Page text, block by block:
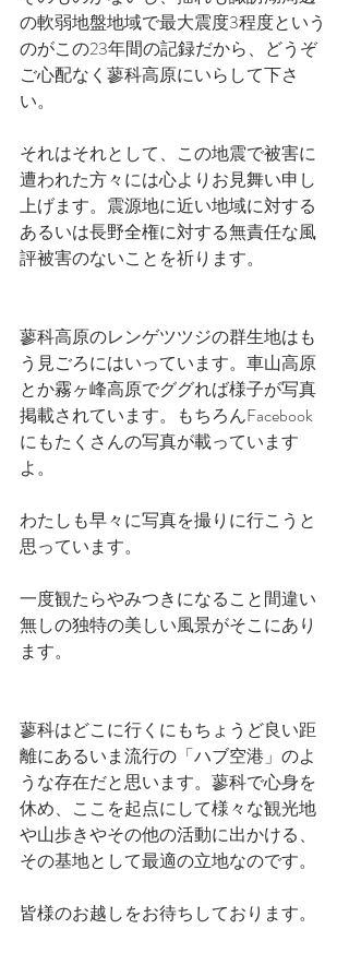
の軟弱地盤地域で最大震度3程度という
のがこの23年間の記録だから、どうぞ
ご心配なく蓼科高原にいらして下さ
い。
それはそれとして、この地震で被害に
遭われた方々には心よりお見舞い申し
上げます。震源地に近い地域に対する
あるいは長野全権に対する無責任な風
評被害のないことを祈ります。
蓼科高原のレンゲツツジの群生地はも
う見ごろにはいっています。車山高原
とか霧ヶ峰高原でググれば様子が写真
掲載されています。もちろんFacebook
にもたくさんの写真が載っています
よ。
わたしも早々に写真を撮りに行こうと
思っています。
一度観たらやみつきになること間違い
無しの独特の美しい風景がそこにあり
ます。
蓼科はどこに行くにもちょうど良い距
離にあるいま流行の「ハブ空港」のよ
うな存在だと思います。蓼科で心身を
休め、ここを起点にして様々な観光地
や山歩きやその他の活動に出かける、
その基地として最適の立地なのです。
皆様のお越しをお待ちしております。